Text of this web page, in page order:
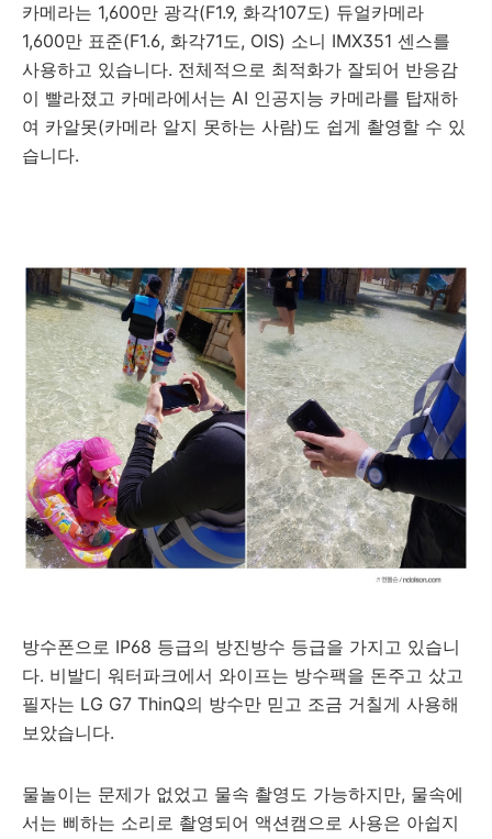
카메라는 1,600만 광각(F1.9, 화각107도) 듀얼카메라
1,600만 표준(F1.6, 화각71도, OIS) 소니 IMX351 센스를
사용하고 있습니다. 전체적으로 최적화가 잘되어 반응감
이 빨라졌고 카메라에서는 AI 인공지능 카메라를 탑재하
여 카알못(카메라 알지 못하는 사람)도 쉽게 촬영할 수 있
습니다.
방수폰으로 IP68 등급의 방진방수 등급을 가지고 있습니
다. 비발디 워터파크에서 와이프는 방수팩을 돈주고 샀고
필자는 LG G7 ThinQ의 방수만 믿고 조금 거칠게 사용해
보았습니다.
물놀이는 문제가 없었고 물속 촬영도 가능하지만, 물속에
서는 삐하는 소리로 촬영되어 액션캠으로 사용은 아쉽지